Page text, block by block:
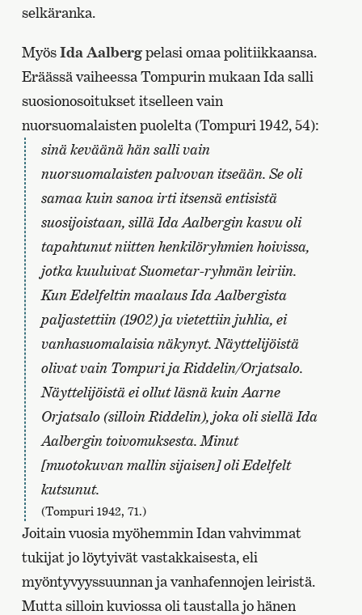
selkäranka.
MyösIda Aalbergpelasi omaa politiikkaansa.
Eräässä vaiheessa Tompurin mukaan Ida salli
suosionosoitukset itselleen vain
nuorsuomalaisten puolelta (Tompuri 1942, 54):
sinä keväänä hän salli vain
nuorsuomalaisten palvovan itseään. Se oli
samaa kuin sanoa irti itsensä entisistä
suosijoistaan, sillä Ida Aalbergin kasvu oli
tapahtunut niitten henkilöryhmien hoivissa,
jotka kuuluivat Suometar-ryhmän leiriin.
Kun Edelfeltin maalaus Ida Aalbergista
paljastettiin (1902) ja vietettiin juhlia, ei
vanhasuomalaisia näkynyt. Näyttelijöistä
olivat vain Tompuri ja Riddelin/Orjatsalo.
Näyttelijöistä ei ollut läsnä kuin Aarne
Orjatsalo (silloin Riddelin), joka oli siellä Ida
Aalbergin toivomuksesta. Minut
[muotokuvan mallin sijaisen] oli Edelfelt
kutsunut.
(Tompuri 1942, 71.)
Joitain vuosia myöhemmin Idan vahvimmat
tukijat jo löytyivät vastakkaisesta, eli
myöntyvyyssuunnan ja vanhafennojen leiristä.
Mutta silloin kuviossa oli taustalla jo hänen